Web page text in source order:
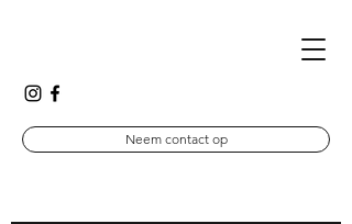
Neem contact op